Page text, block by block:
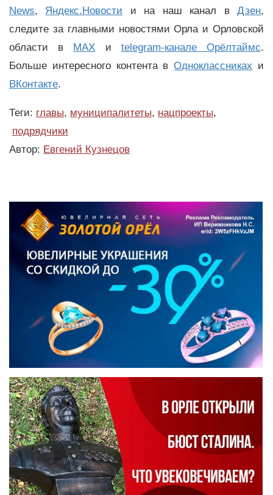
News, Яндекс.Новости и на наш канал вДзен,
следите за главными новостями Орла и Орловской
области в MAX и telegram-канале Орёлтаймс.
Больше интересного контента вОдноклассниках и
ВКонтакте.
Теги: главы, муниципалитеты, нацпроекты,
подрядчики
Автор: Евгений Кузнецов